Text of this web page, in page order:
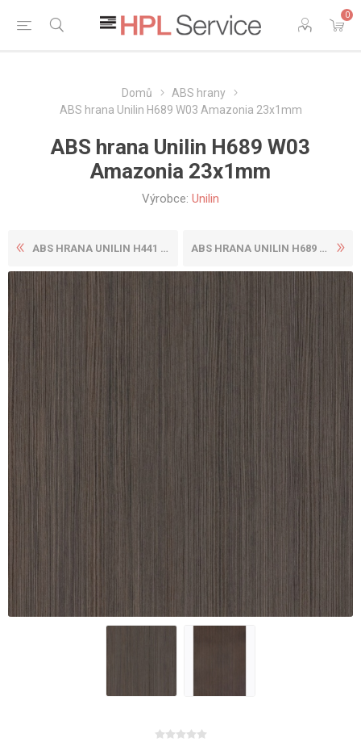
0
Domů
ABS hrany
ABS hrana Unilin H689 W03 Amazonia 23x1mm
ABS hrana Unilin H689 W03
Amazonia 23x1mm
Výrobce: Unilin
ABS HRANA UNILIN H441 Z5L M... ABS HRANA UNILIN H689 W03 A...